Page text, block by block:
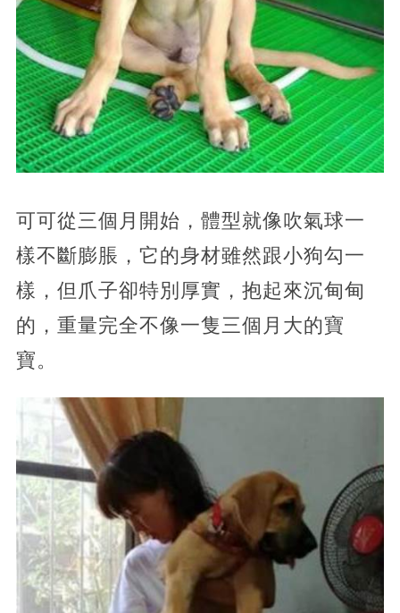
可可從三個月開始，體型就像吹氣球一
樣不斷膨脹，它的身材雖然跟小狗勾一
樣，但爪子卻特別厚實，抱起來沉甸甸
的，重量完全不像一隻三個月大的寶
寶。